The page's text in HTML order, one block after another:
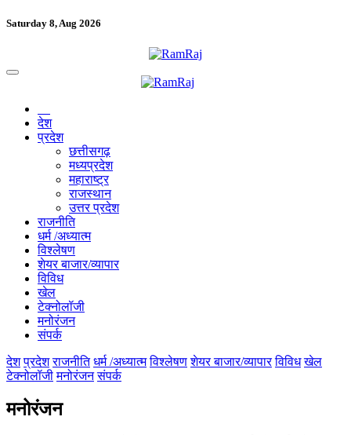
Saturday 8, Aug 2026
देश
प्रदेश
छत्तीसगढ़
मध्यप्रदेश
महाराष्ट्र
राजस्थान
उत्तर प्रदेश
राजनीति
धर्म /अध्यात्म
विश्लेषण
शेयर बाजार/व्यापार
विविध
खेल
टेक्नोलॉजी
मनोरंजन
संपर्क
देश प्रदेश राजनीति धर्म /अध्यात्म विश्लेषण शेयर बाजार/व्यापार विविध खेल
टेक्नोलॉजी मनोरंजन संपर्क
मनोरंजन